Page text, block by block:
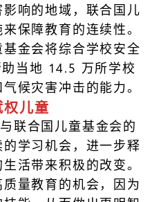
响的地域，联合国儿
保障教育的连续性。
金会将综合学校安全
当地 14.5 万所学校
候灾害冲击的能力。
儿童
联合国儿童基金会的
学习机会，进一步释
活带来积极的改变。
量教育的机会，因为